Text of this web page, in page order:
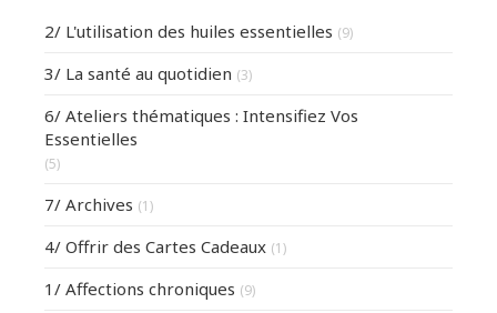
2/ L'utilisation des huiles essentielles (9)
3/ La santé au quotidien (3)
6/ Ateliers thématiques : Intensifiez Vos
Essentielles
(5)
7/ Archives (1)
4/ Offrir des Cartes Cadeaux (1)
1/ Affections chroniques (9)